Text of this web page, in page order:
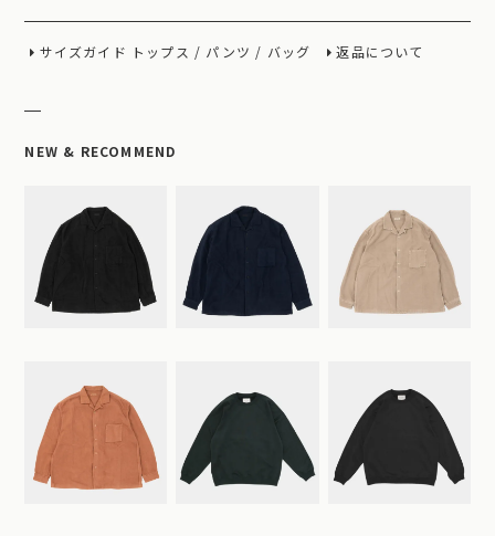
サイズガイド トップス / パンツ / バッグ 返品について
NEW & RECOMMEND